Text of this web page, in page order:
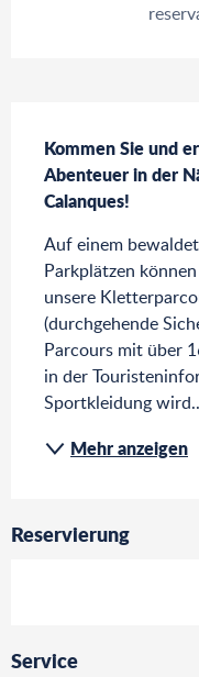
Kommen Sie und
Abenteuer in der
Calanques!
Auf einem
Parkplätzen
unsere
(durchgehende
Parcours mit über
in der
Sportkleidung
Mehr anzeigen
Reservierung
Service